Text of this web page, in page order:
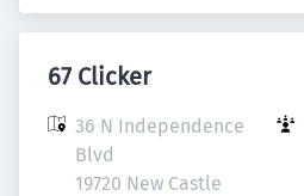
67 Clicker
36 N Independence
Blvd
19720 New Castle